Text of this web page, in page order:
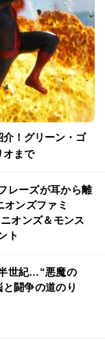
介！グリーン・ゴ
オまで
レーズが耳から離
ンズファミ
オンズ＆モンス
ト
世紀…“悪魔の
闘争の道のり